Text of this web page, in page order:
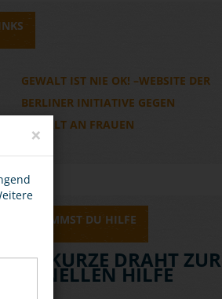
GEWALT IST NIE OK! –WEBSITE DER
BERLINER INITIATIVE GEGEN
GEWALT AN FRAUEN
BEKOMMST DU HILFE
DER KURZE DRAHT ZUR
SCHNELLEN HILFE
×